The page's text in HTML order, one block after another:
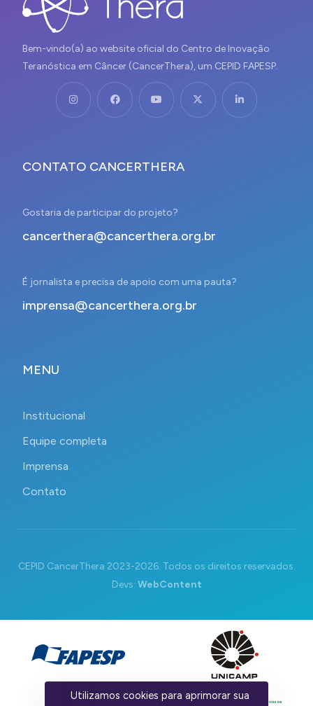
Bem-vindo(a) ao website oficial do Centro de Inovação
Teranóstica em Câncer (CancerThera), um CEPID FAPESP.
CONTATO CANCERTHERA
Gostaria de participar do projeto?
cancerthera@cancerthera.org.br
É jornalista e precisa de apoio com uma pauta?
imprensa@cancerthera.org.br
MENU
Institucional
Equipe completa
Imprensa
Contato
CEPID CancerThera 2023-2026. Todos os direitos reservados.
Devs: WebContent
Utilizamos cookies para aprimorar sua